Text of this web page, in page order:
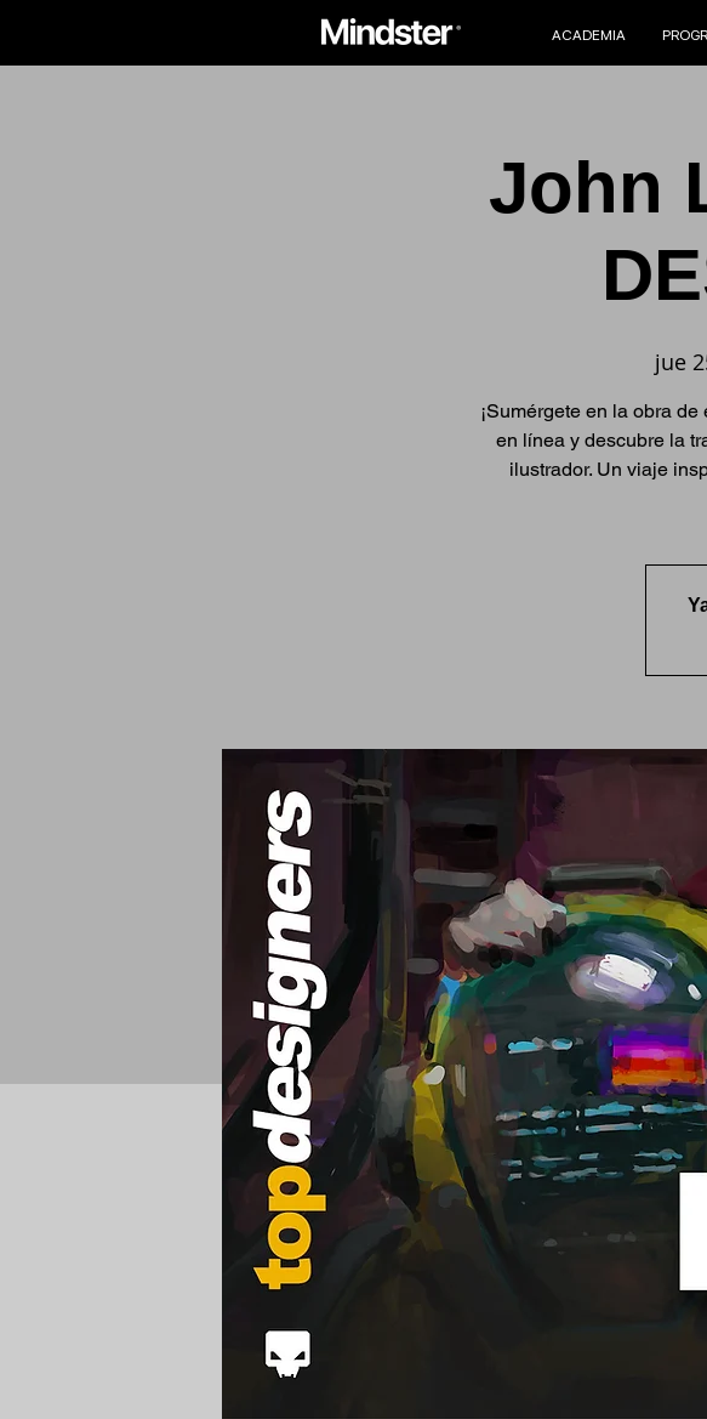
ACADEMIA
John
jue
¡Sumérgete en la obra
en línea y descubre la
ilustrador. Un viaje